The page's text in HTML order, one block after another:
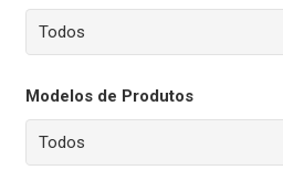
Modelos de Produtos